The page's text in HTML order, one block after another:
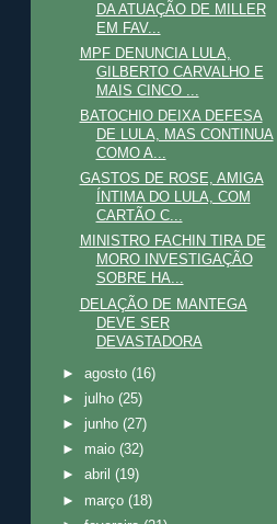
DA ATUAÇÃO DE MILLER
EM FAV...
MPF DENUNCIA LULA,
GILBERTO CARVALHO E
MAIS CINCO ...
BATOCHIO DEIXA DEFESA
DE LULA, MAS CONTINUA
COMO A...
GASTOS DE ROSE, AMIGA
ÍNTIMA DO LULA, COM
CARTÃO C...
MINISTRO FACHIN TIRA DE
MORO INVESTIGAÇÃO
SOBRE HA...
DELAÇÃO DE MANTEGA
DEVE SER
DEVASTADORA
►agosto(16)
► julho(25)
► junho(27)
► maio(32)
►abril(19)
► março(18)